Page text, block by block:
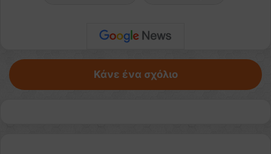
Κάνε ένα σχόλιο